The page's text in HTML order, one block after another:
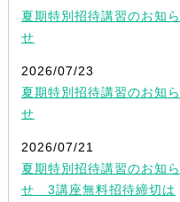
夏期特別招待講習のお知ら
せ
2026/07/23
夏期特別招待講習のお知ら
せ
2026/07/21
夏期特別招待講習のお知ら
せ 3講座無料招待締切は